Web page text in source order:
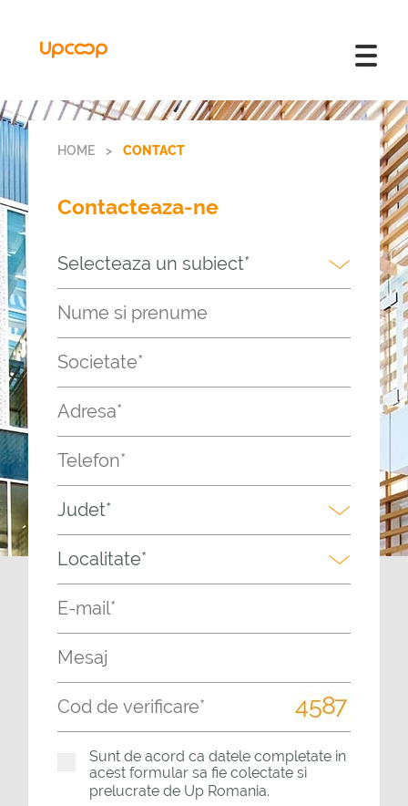
HOME > CONTACT
Contacteaza-ne
Sunt de acord ca datele completate in
acest formular sa fie colectate si
prelucrate de Up Romania.